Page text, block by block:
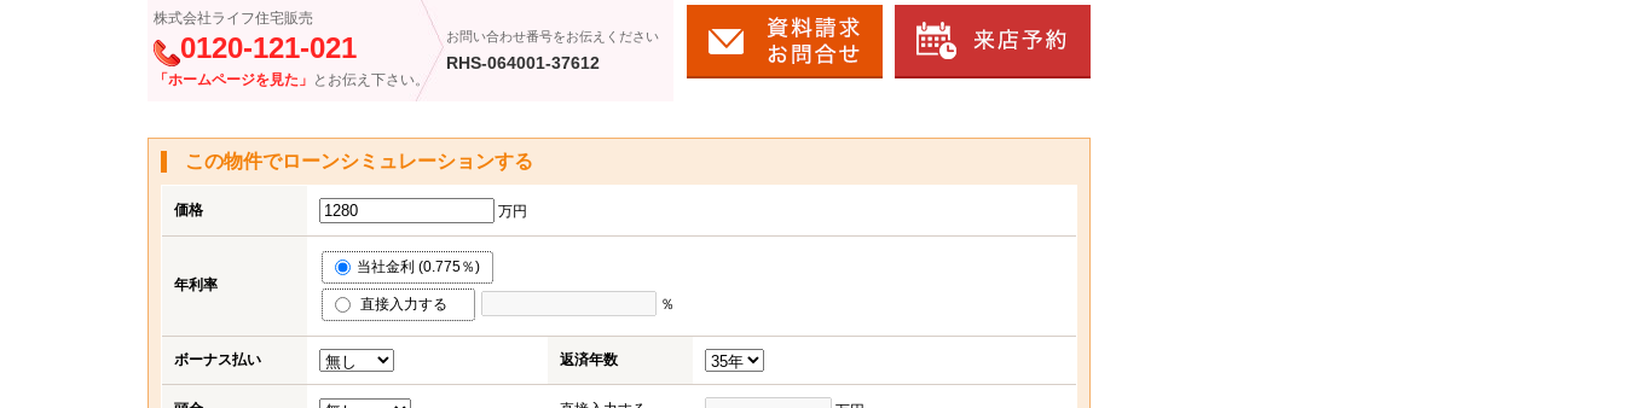
株式会社ライフ住宅販売
0120-121-021
「ホームページを見た」 とお伝え下さい。
お問い合わせ番号をお伝えください
RHS-064001-37612
この物件でローンシミュレーションする
価格 万円
年利率
当社金利 (0.775％)
直接入力する ％
ボーナス払い 返済年数